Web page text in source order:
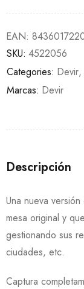
EAN:
SKU: 4522056
Categories: Devir,
Marcas: Devir
Descripción
Una nueva
mesa original y
gestionando sus
ciudades, etc.
Captura